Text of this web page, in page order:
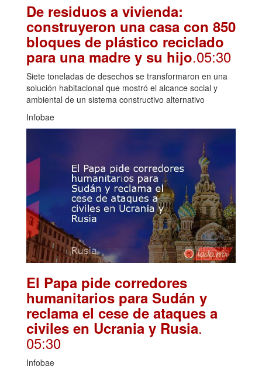
De residuos a vivienda:
construyeron una casa con 850
bloques de plástico reciclado
para una madre y su hijo.05:30
Siete toneladas de desechos se transformaron en una
solución habitacional que mostró el alcance social y
ambiental de un sistema constructivo alternativo
Infobae
El Papa pide corredores
humanitarios para Sudán y
reclama el cese de ataques a
civiles en Ucrania y Rusia.
05:30
Infobae